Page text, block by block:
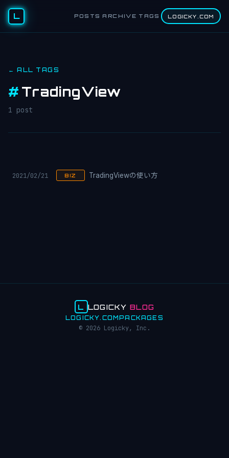
L POSTS ARCHIVE TAGS LOGICKY.COM
← ALL TAGS
# TradingView
1 post
2021/02/21 BIZ TradingViewの使い方
L LOGICKYBLOG
LOGICKY.COM PACKAGES
© 2026 Logicky, Inc.